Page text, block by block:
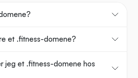
et .fitness-domene?
jeg et .fitness-domene hos